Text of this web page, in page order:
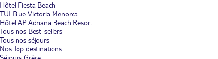
Hôtel Fiesta Beach
TUI Blue Victoria Menorca
Hôtel AP Adriana Beach Resort
Tous nos Best-sellers
Tous nos séjours
Nos Top destinations